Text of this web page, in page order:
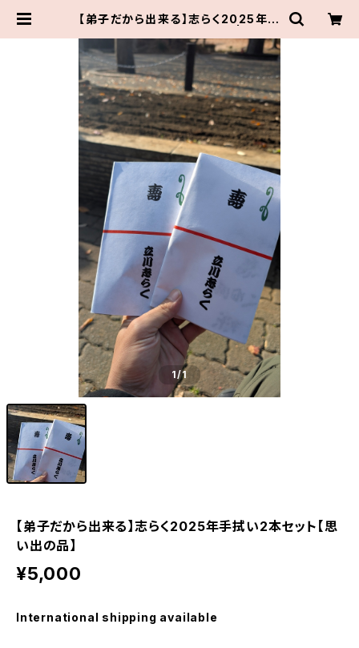
【弟子だから出来る】志らく2025年手
通販
1/1
【弟子だから出来る】志らく2025年手拭い2本セット【思
い出の品】
¥5,000
International shipping available